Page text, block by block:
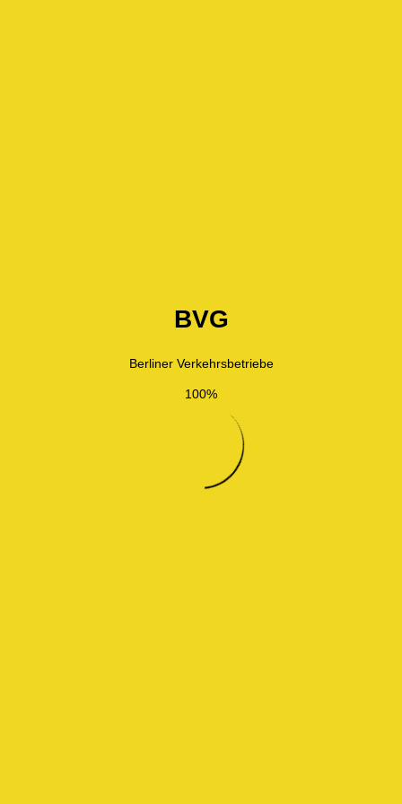
BVG
Berliner Verkehrsbetriebe
100%